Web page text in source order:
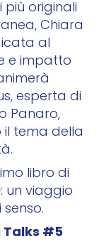
originali
Chiara
al
e impatto
esperta di
Panaro,
tema della
libro di
: un viaggio
Talks #5